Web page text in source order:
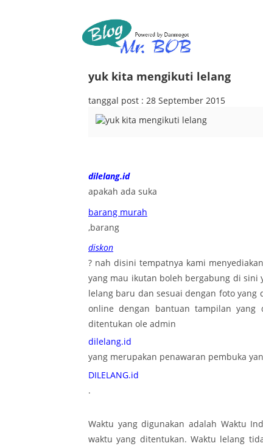
yuk kita mengikuti lelang
tanggal post : 28 September 2015
dilelang.id
apakah ada suka
barang murah
,barang
diskon
? nah disini tempatnya kami
yang mau ikutan boleh bergabung di sini
lelang baru dan sesuai dengan foto yang
online dengan bantuan tampilan yang
ditentukan ole admin
dilelang.id
yang merupakan penawaran pembuka
DILELANG.id
.
Waktu yang digunakan adalah Waktu
waktu yang ditentukan. Waktu lelang